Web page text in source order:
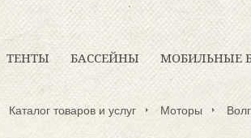
ТЕНТЫ БАССЕЙНЫ МОБИЛЬНЫЕ
Каталог товаров и услуг Моторы